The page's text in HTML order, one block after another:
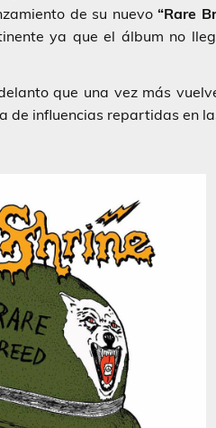
de su nuevo“Rare
ya que el álbum no
que una vez más
de influencias repartidas en